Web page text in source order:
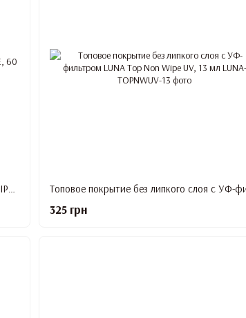
Топовое покрытие LUNA LUNA TOP NON WIPE, 60 мл (Refill)
325 грн